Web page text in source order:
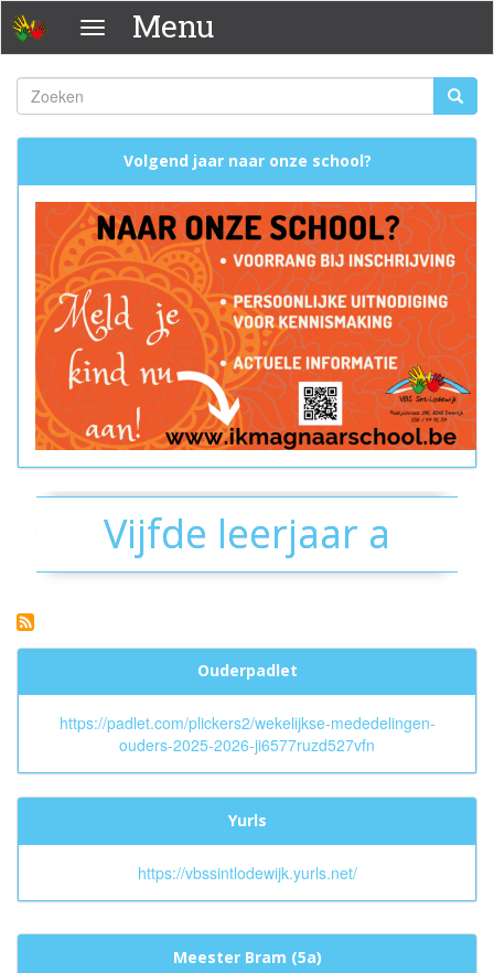
Overslaan
en
naar
de
inhoud
gaan
Menu Menu
Zoekveld
Zoeken
Volgend jaar naar onze school?
Vijfde leerjaar a
Ouderpadlet
https://padlet.com/plickers2/wekelijkse-mededelingen-
ouders-2025-2026-ji6577ruzd527vfn
Yurls
https://vbssintlodewijk.yurls.net/
Meester Bram (5a)